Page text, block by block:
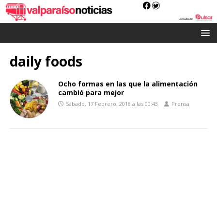
daily foods
Ocho formas en las que la alimentación
cambió para mejor
Sábado, 17 Febrero, 2018 a las 00:43 Prensa